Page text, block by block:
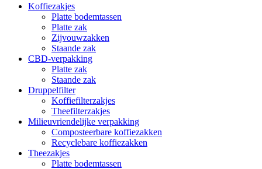
Koffiezakjes
Platte bodemtassen
Platte zak
Zijvouwzakken
Staande zak
CBD-verpakking
Platte zak
Staande zak
Druppelfilter
Koffiefilterzakjes
Theefilterzakjes
Milieuvriendelijke verpakking
Composteerbare koffiezakken
Recyclebare koffiezakken
Theezakjes
Platte bodemtassen